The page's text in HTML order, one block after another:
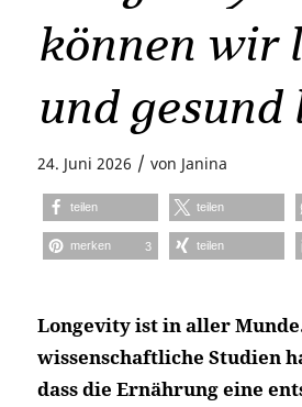
können wir
und gesund
24. Juni 2026 / von Janina
teilen teilen
merken 3 teilen
Longevity ist in aller
wissenschaftliche Studien
dass die Ernährung eine